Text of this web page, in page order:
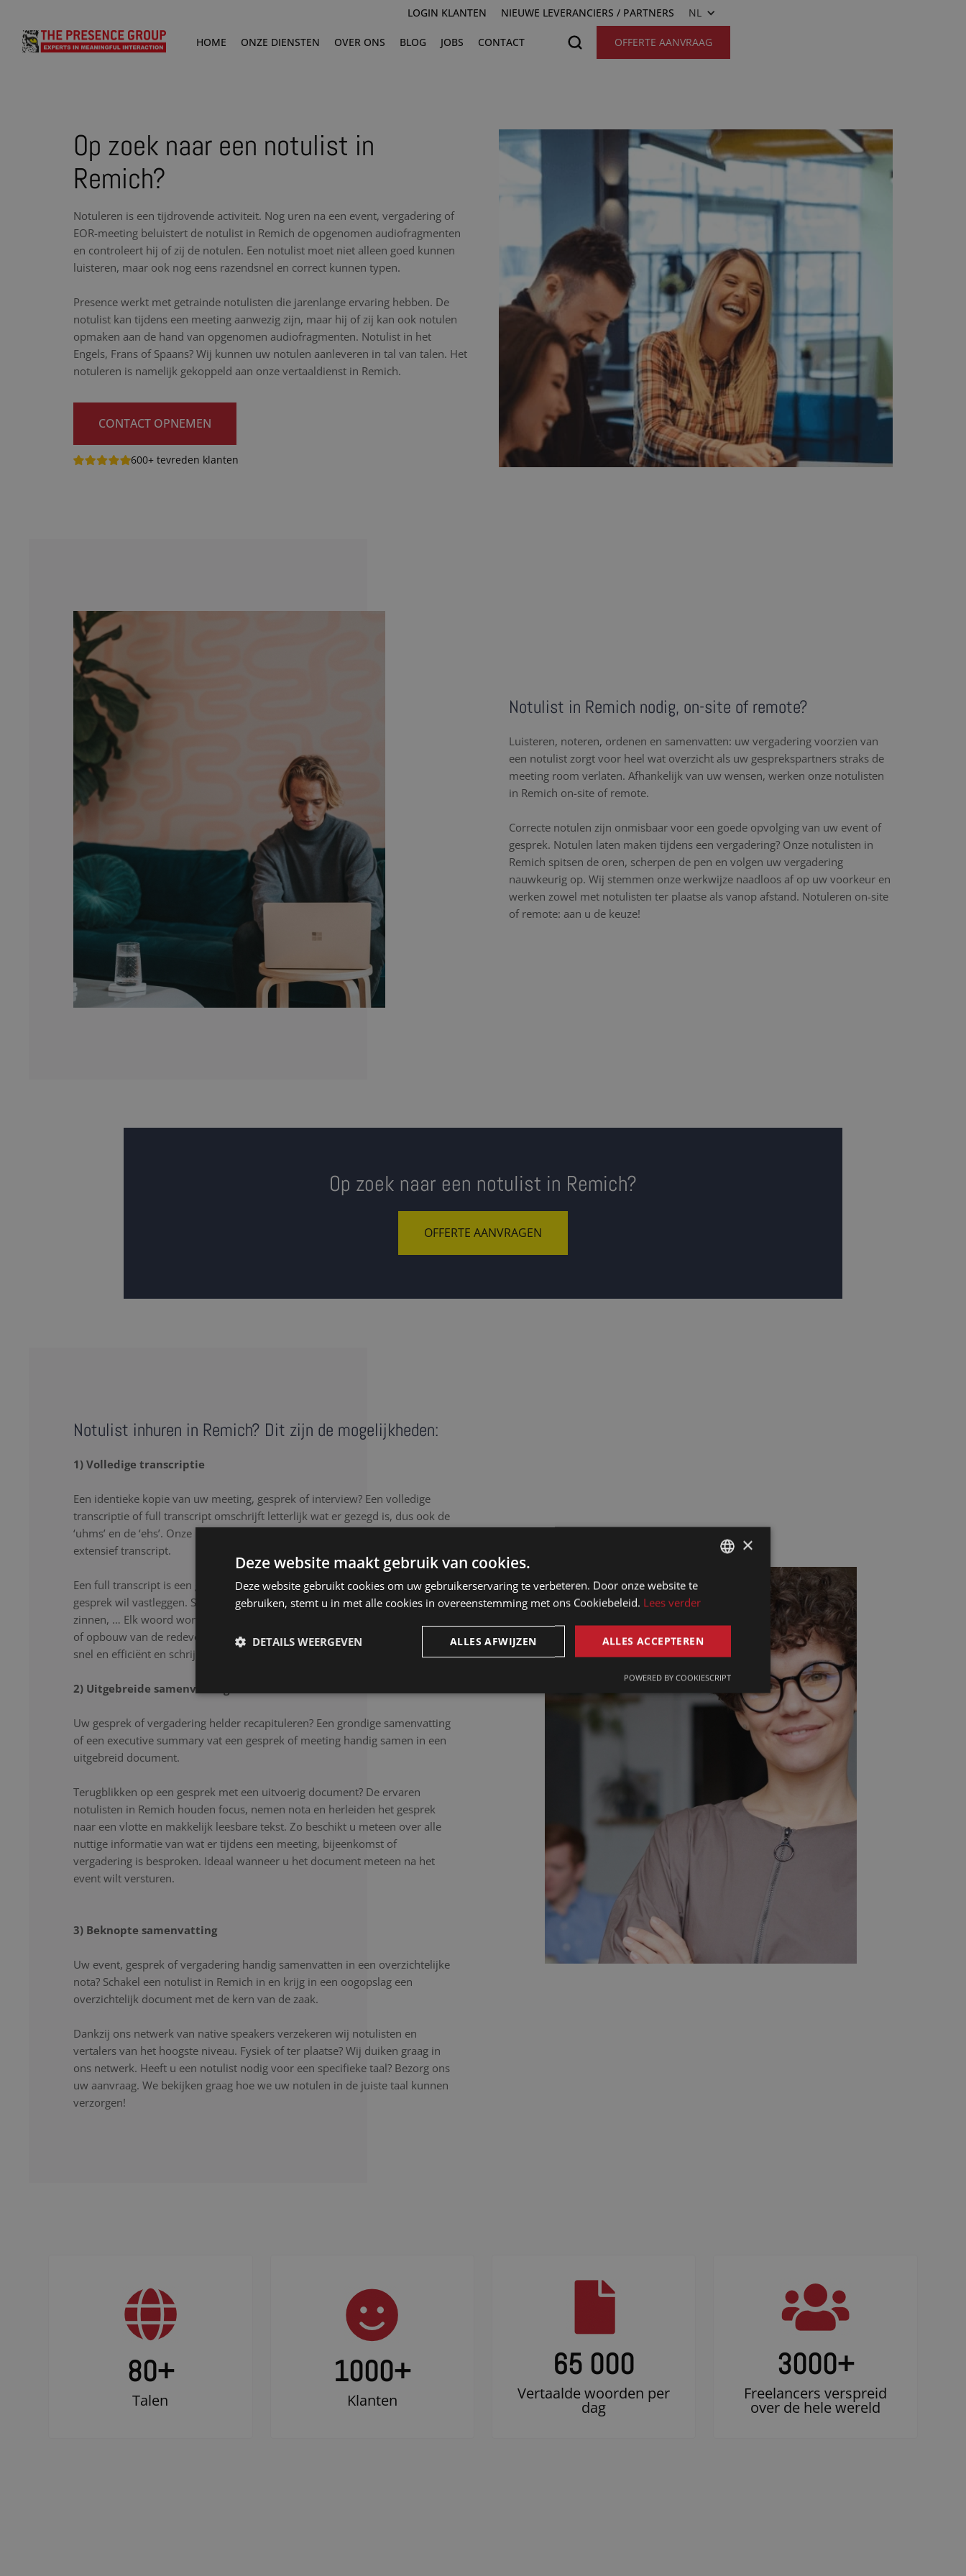
LOGIN KLANTEN NIEUWE LEVERANCIERS / PARTNERS NL
HOME ONZE DIENSTEN OVER ONS BLOG JOBS CONTACT OFFERTE AANVRAAG
Op zoek naar een notulist in
Remich?
Notuleren is een tijdrovende activiteit. Nog uren na een event, vergadering of
EOR-meeting beluistert de notulist in Remich de opgenomen audiofragmenten
en controleert hij of zij de notulen. Een notulist moet niet alleen goed kunnen
luisteren, maar ook nog eens razendsnel en correct kunnen typen.
Presence werkt met getrainde notulisten die jarenlange ervaring hebben. De
notulist kan tijdens een meeting aanwezig zijn, maar hij of zij kan ook notulen
opmaken aan de hand van opgenomen audiofragmenten. Notulist in het
Engels, Frans of Spaans? Wij kunnen uw notulen aanleveren in tal van talen. Het
notuleren is namelijk gekoppeld aan onze vertaaldienst in Remich.
CONTACT OPNEMEN
600+ tevreden klanten
Notulist in Remich nodig, on-site of remote?
Luisteren, noteren, ordenen en samenvatten: uw vergadering voorzien van
een notulist zorgt voor heel wat overzicht als uw gesprekspartners straks de
meeting room verlaten. Afhankelijk van uw wensen, werken onze notulisten
in Remich on-site of remote.
Correcte notulen zijn onmisbaar voor een goede opvolging van uw event of
gesprek. Notulen laten maken tijdens een vergadering? Onze notulisten in
Remich spitsen de oren, scherpen de pen en volgen uw vergadering
nauwkeurig op. Wij stemmen onze werkwijze naadloos af op uw voorkeur en
werken zowel met notulisten ter plaatse als vanop afstand. Notuleren on-site
of remote: aan u de keuze!
Op zoek naar een notulist in Remich?
OFFERTE AANVRAGEN
Notulist inhuren in Remich? Dit zijn de mogelijkheden:
1) Volledige transcriptie
Een identieke kopie van uw meeting, gesprek of interview? Een volledige
transcriptie of full transcript omschrijft letterlijk wat er gezegd is, dus ook de
‘uhms’ en de ‘ehs’. Onze notulisten in Remich zorgen voor een correct en
extensief transcript.
Een full transcript is een goede oplossing als u letterlijk elk detail van het
gesprek wil vastleggen. Stopwoorden, herhalingen, spreektaal of afgebroken
zinnen, … Elk woord wordt nauwkeurig genoteerd, ongeacht de samenhang
of opbouw van de redevoering. Onze notulisten luisteren aandachtig, werken
snel en efficiënt en schrijven uw gesprek letter voor letter uit.
2) Uitgebreide samenvatting
Uw gesprek of vergadering helder recapituleren? Een grondige samenvatting
of een executive summary vat een gesprek of meeting handig samen in een
uitgebreid document.
Terugblikken op een gesprek met een uitvoerig document? De ervaren
notulisten in Remich houden focus, nemen nota en herleiden het gesprek
naar een vlotte en makkelijk leesbare tekst. Zo beschikt u meteen over alle
nuttige informatie van wat er tijdens een meeting, bijeenkomst of
vergadering is besproken. Ideaal wanneer u het document meteen na het
event wilt versturen.
3) Beknopte samenvatting
Uw event, gesprek of vergadering handig samenvatten in een overzichtelijke
nota? Schakel een notulist in Remich in en krijg in een oogopslag een
overzichtelijk document met de kern van de zaak.
Dankzij ons netwerk van native speakers verzekeren wij notulisten en
vertalers van het hoogste niveau. Fysiek of ter plaatse? Wij duiken graag in
ons netwerk. Heeft u een notulist nodig voor een specifieke taal? Bezorg ons
uw aanvraag. We bekijken graag hoe we uw notulen in de juiste taal kunnen
verzorgen!
80+
Talen
1000+
Klanten
65 000
Vertaalde woorden per
dag
3000+
Freelancers verspreid
over de hele wereld
FRENCH
ENGLISH
×
Deze website maakt gebruik van cookies.
Deze website gebruikt cookies om uw gebruikerservaring te verbeteren. Door onze website te
gebruiken, stemt u in met alle cookies in overeenstemming met ons Cookiebeleid. Lees verder
ALLES ACCEPTEREN
ALLES AFWIJZEN
DETAILS WEERGEVEN
POWERED BY COOKIESCRIPT